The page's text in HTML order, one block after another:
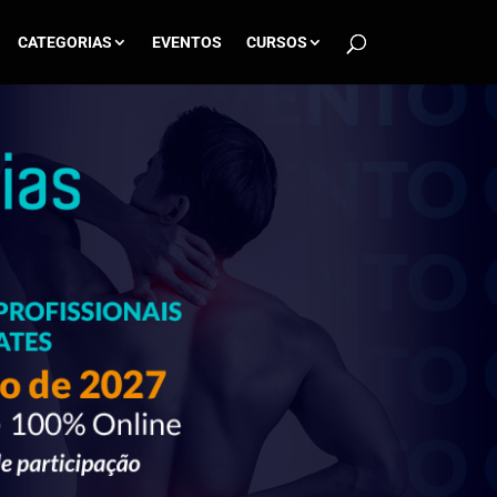
CATEGORIAS EVENTOS CURSOS